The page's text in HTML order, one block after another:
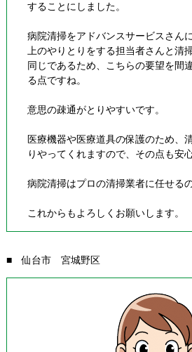
することにしました。
病院清掃をアドバンスサービスさん
上のやりとりをする担当者さんと清
同じであるため、こちらの要望を間
る点ですね。
意思の疎通がとりやすいです。
医療機器や医療道具の保護のため、
りやってくれますので、その点も安
病院清掃はプロの清掃業者に任せる
これからもよろしくお願いします。
■ 仙台市 宮城野区